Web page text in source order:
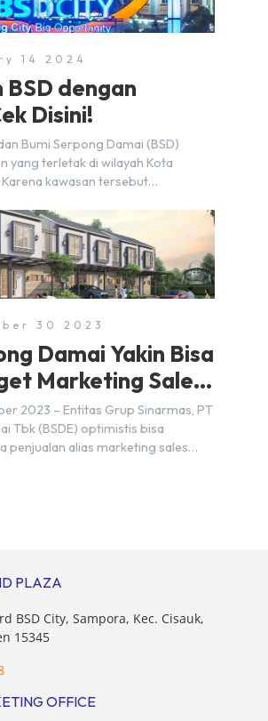
masyarakat untuk membeli
di sektor […]
14 2024
dengan
Disini!
Bumi Serpong Damai (BSD)
yang terletak di wilayah Kota
kawasan tersebut
wilayah ini merupakan tempat
anggapan tersebut kurang tepat.
BSD merupakan dua kawasan yang
Baca Juga: […]
30 2023
Damai Yakin Bisa
Marketing Sales
2023 – Entitas Grup Sinarmas, PT
Tbk (BSDE) optimistis bisa
penjualan alias marketing sales
PLAZA
BSD City, Sampora, Kec. Cisauk,
15345
OFFICE